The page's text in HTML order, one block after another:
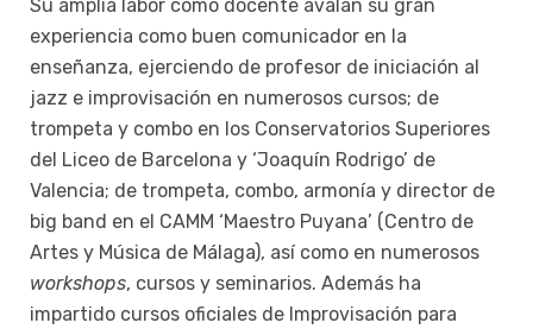
Su amplia labor como docente avalan su gran
experiencia como buen comunicador en la
enseñanza, ejerciendo de profesor de iniciación al
jazz e improvisación en numerosos cursos; de
trompeta y combo en los Conservatorios Superiores
del Liceo de Barcelona y ‘Joaquín Rodrigo’ de
Valencia; de trompeta, combo, armonía y director de
big band en el CAMM ‘Maestro Puyana’ (Centro de
Artes y Música de Málaga), así como en numerosos
workshops, cursos y seminarios. Además ha
impartido cursos oficiales de Improvisación para